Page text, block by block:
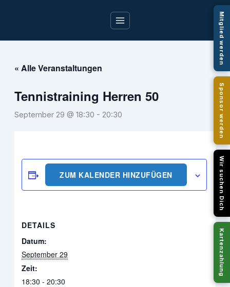
« Alle Veranstaltungen
Tennistraining Herren 50
September 29 @ 18:30 - 20:30
ZUM KALENDER HINZUFÜGEN
DETAILS
Datum:
September 29
Zeit:
18:30 - 20:30
Mitglied werden
Sponsor werden
Wir suchen Dich
Kartenzahlung